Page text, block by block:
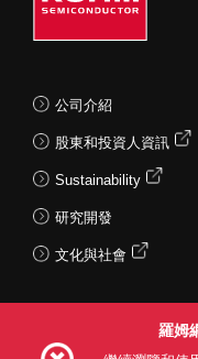
公司介紹
股東和投資人資訊
Sustainability
研究開發
文化與社會
羅姆